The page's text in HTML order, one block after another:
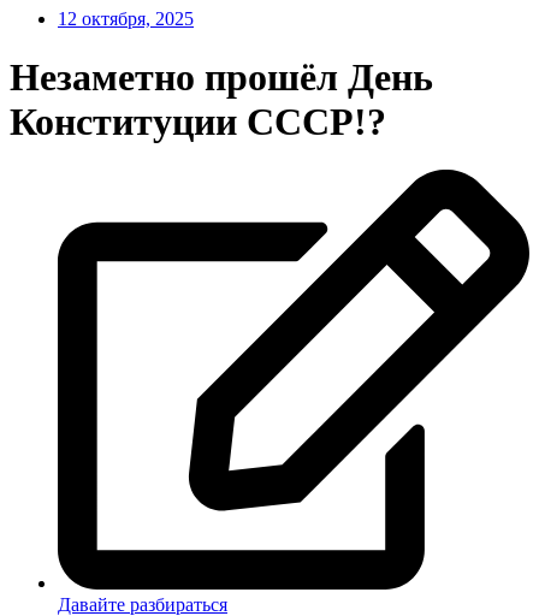
12 октября, 2025
Незаметно прошёл День
Конституции СССР!?
Давайте разбираться